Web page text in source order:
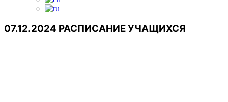
07.12.2024 РАСПИСАНИЕ УЧАЩИХСЯ